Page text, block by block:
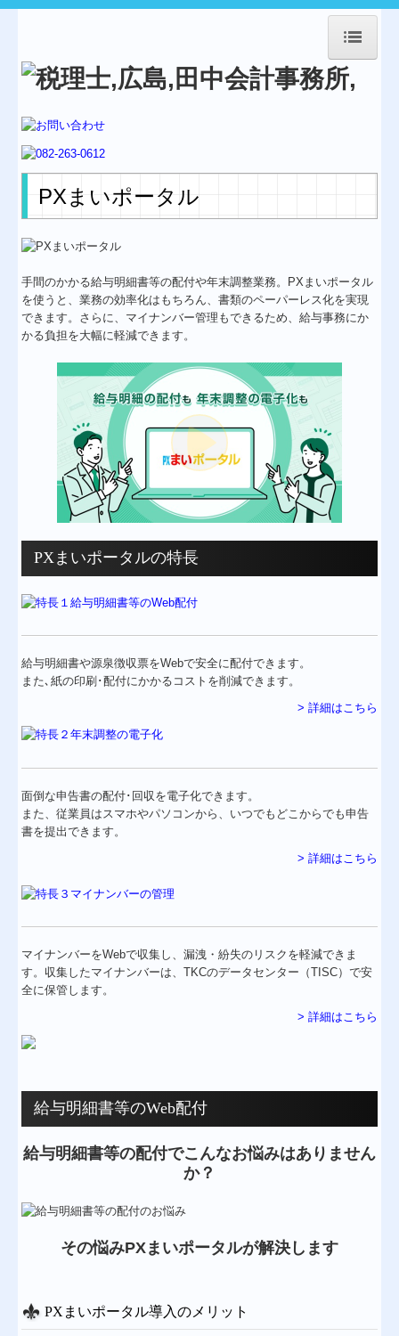
HOME
経営理念
交通案内
Topics
料金について
補助金・助成金・融資情報
経営者お役立ち情報
経営革新等支援機関とは
TKCシステムのご紹介
黒字決算に役立つTKCシステム
消費税法改正への対応
個人情報保護方針
お問合せ
PXまいポータル
手間のかかる給与明細書等の配付や年末調整業務。PXまいポータル
を使うと、業務の効率化はもちろん、書類のペーパーレス化を実現
できます。さらに、マイナンバー管理もできるため、給与事務にか
かる負担を大幅に軽減できます。
PXまいポータルの特長
給与明細書や源泉徴収票をWebで安全に配付できます。
また､紙の印刷･配付にかかるコストを削減できます。
> 詳細はこちら
面倒な申告書の配付･回収を電子化できます。
また、従業員はスマホやパソコンから、いつでもどこからでも申告
書を提出できます。
> 詳細はこちら
マイナンバーをWebで収集し、漏洩・紛失のリスクを軽減できま
す。収集したマイナンバーは、TKCのデータセンター（TISC）で安
全に保管します。
> 詳細はこちら
給与明細書等のWeb配付
給与明細書等の配付でこんなお悩みはありません
か？
その悩みPXまいポータルが解決します
PXまいポータル導入のメリット